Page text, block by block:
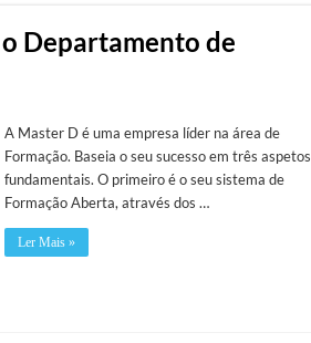
Departamento de
A Master D é uma empresa líder na área de
Formação. Baseia o seu sucesso em três aspetos
fundamentais. O primeiro é o seu sistema de
Formação Aberta, através dos …
Ler Mais »